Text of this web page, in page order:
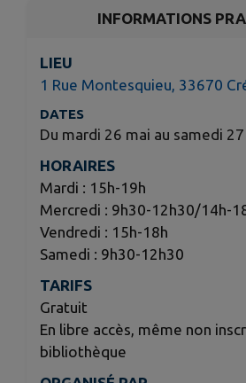
INFORMATIONS
LIEU
1 Rue Montesquieu, 33670
DATES
Du mardi 26 mai au samedi 27
HORAIRES
Mardi : 15h-19h
Mercredi : 9h30-12h30/14h-
Vendredi : 15h-18h
Samedi : 9h30-12h30
TARIFS
Gratuit
En libre accès, même non
bibliothèque